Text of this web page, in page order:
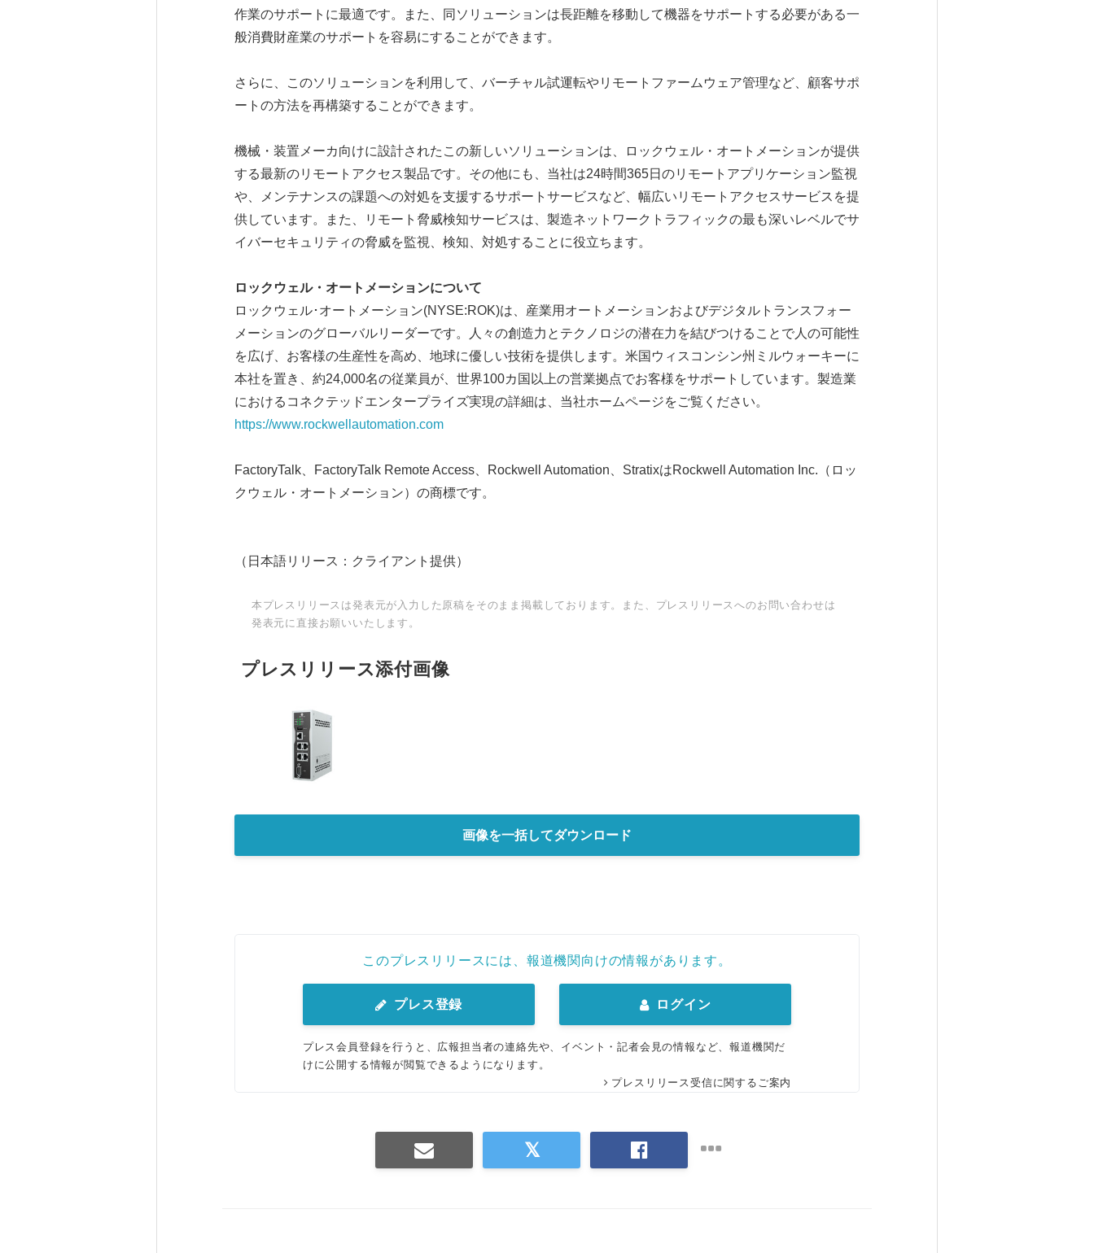
作業のサポートに最適です。また、同ソリューションは長距離を移動して機器をサポートする必要がある一
般消費財産業のサポートを容易にすることができます。
さらに、このソリューションを利用して、バーチャル試運転やリモートファームウェア管理など、顧客サポ
ートの方法を再構築することができます。
機械・装置メーカ向けに設計されたこの新しいソリューションは、ロックウェル・オートメーションが提供
する最新のリモートアクセス製品です。その他にも、当社は24時間365日のリモートアプリケーション監視
や、メンテナンスの課題への対処を支援するサポートサービスなど、幅広いリモートアクセスサービスを提
供しています。また、リモート脅威検知サービスは、製造ネットワークトラフィックの最も深いレベルでサ
イバーセキュリティの脅威を監視、検知、対処することに役立ちます。
ロックウェル・オートメーションについて
ロックウェル･オートメーション(NYSE:ROK)は、産業用オートメーションおよびデジタルトランスフォー
メーションのグローバルリーダーです。人々の創造力とテクノロジの潜在力を結びつけることで人の可能性
を広げ、お客様の生産性を高め、地球に優しい技術を提供します。米国ウィスコンシン州ミルウォーキーに
本社を置き、約24,000名の従業員が、世界100カ国以上の営業拠点でお客様をサポートしています。製造業
におけるコネクテッドエンタープライズ実現の詳細は、当社ホームページをご覧ください。
https://www.rockwellautomation.com
FactoryTalk、FactoryTalk Remote Access、Rockwell Automation、StratixはRockwell Automation Inc.（ロッ
クウェル・オートメーション）の商標です。
（日本語リリース：クライアント提供）
本プレスリリースは発表元が入力した原稿をそのまま掲載しております。また、プレスリリースへのお問い合わせは
発表元に直接お願いいたします。
プレスリリース添付画像
画像を一括してダウンロード
このプレスリリースには、報道機関向けの情報があります。
プレス登録 ログイン
プレス会員登録を行うと、広報担当者の連絡先や、イベント・記者会見の情報など、報道機関だ
けに公開する情報が閲覧できるようになります。
プレスリリース受信に関するご案内
English